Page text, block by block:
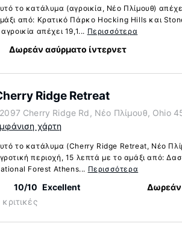
το κατάλυμα (αγροικία, Νέο Πλίμουθ)
από: Κρατικό Πάρκο Hocking Hills και
αγροικία απέχει 19,1... Περισσότερα
Δωρεάν ασύρματο ίντερνετ
Ridge Retreat
Cherry Ridge Rd, Νέο Πλίμουθ, Ohio
χάρτη
το κατάλυμα (Cherry Ridge Retreat, Νέο
περιοχή, 15 λεπτά με το αμάξι από:
Forest Athens... Περισσότερα
10/10 Excellent
κριτικές
Δωρεάν